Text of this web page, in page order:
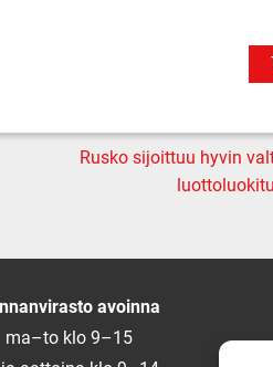
Rusko sijoittuu hyvin
avoinna
ma–to klo 9–15